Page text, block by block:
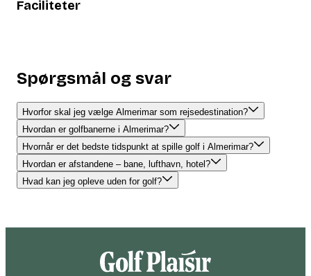
Faciliteter
Spørgsmål og svar
Hvorfor skal jeg vælge Almerimar som rejsedestination?
Hvordan er golfbanerne i Almerimar?
Hvornår er det bedste tidspunkt at spille golf i Almerimar?
Hvordan er afstandene – bane, lufthavn, hotel?
Hvad kan jeg opleve uden for golf?